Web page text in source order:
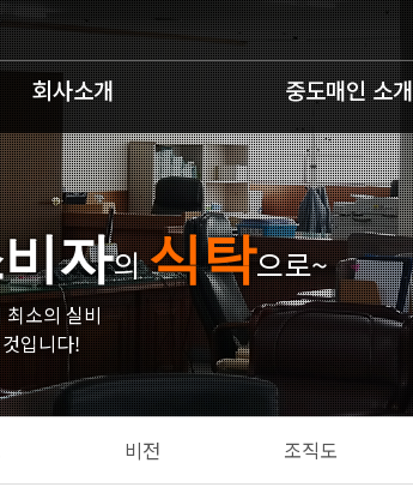
회사소개 중도매인 소개
자의식탁으로~
최소의 실비
입니다!
비전 조직도